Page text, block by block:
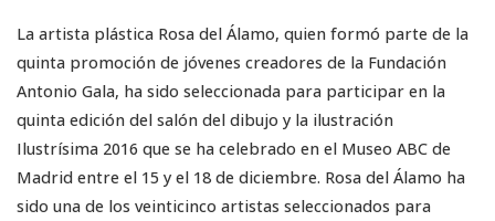
La artista plástica Rosa del Álamo, quien formó parte de la
quinta promoción de jóvenes creadores de la Fundación
Antonio Gala, ha sido seleccionada para participar en la
quinta edición del salón del dibujo y la ilustración
Ilustrísima 2016 que se ha celebrado en el Museo ABC de
Madrid entre el 15 y el 18 de diciembre. Rosa del Álamo ha
sido una de los veinticinco artistas seleccionados para